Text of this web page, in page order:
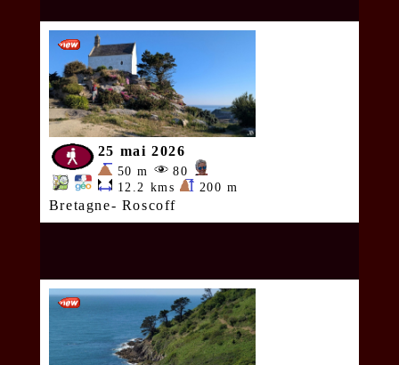
25 mai 2026
50 m
80
12.2 kms
200 m
Bretagne- Roscoff